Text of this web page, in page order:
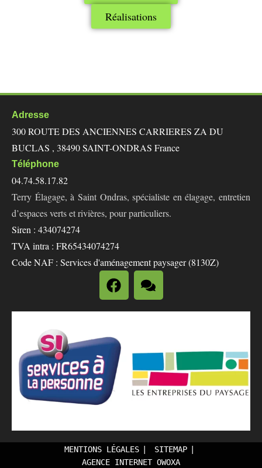
Réalisations
Adresse
300 ROUTE DES ANCIENNES CARRIERES ZA DU
BUCLAS , 38490 SAINT-ONDRAS France
Téléphone
04.74.58.17.82
Terry Élagage, à Saint Ondras, spécialiste en élagage, entretien
d’espaces verts et rivières, pour particuliers.
Siren : 434074274
TVA intra : FR65434074274
Code NAF : Services d'aménagement paysager (8130Z)
MENTIONS LÉGALES
SITEMAP
AGENCE INTERNET OWOXA